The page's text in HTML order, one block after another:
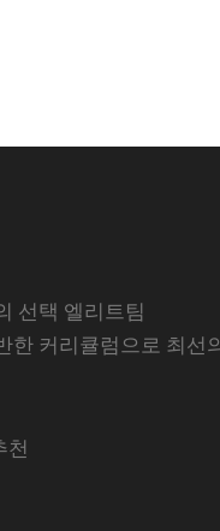
선택 엘리트팀
한 커리큘럼으로 최선
천